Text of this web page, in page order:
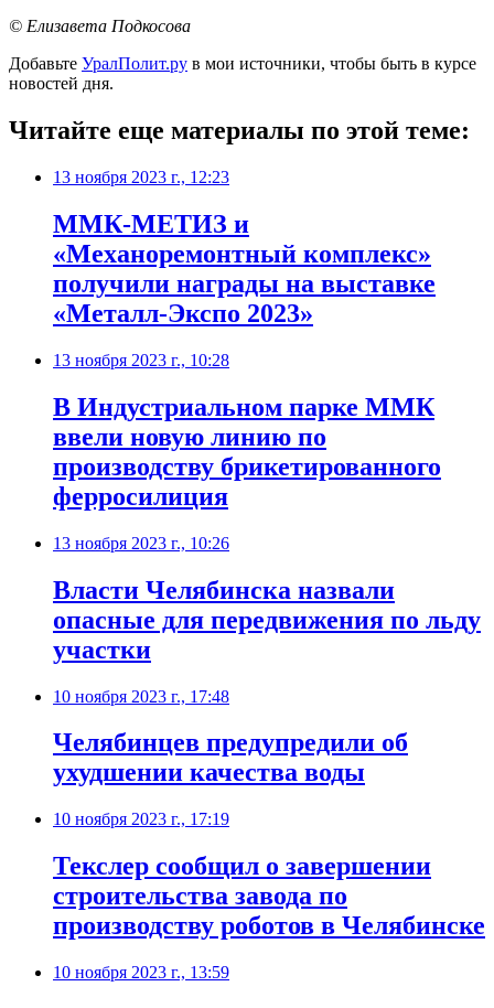
© Елизавета Подкосова
Добавьте УралПолит.ру в мои источники, чтобы быть в курсе
новостей дня.
Читайте еще материалы по этой теме:
13 ноября 2023 г., 12:23
ММК-МЕТИЗ и
«Механоремонтный комплекс»
получили награды на выставке
«Металл-Экспо 2023»
13 ноября 2023 г., 10:28
В Индустриальном парке ММК
ввели новую линию по
производству брикетированного
ферросилиция
13 ноября 2023 г., 10:26
Власти Челябинска назвали
опасные для передвижения по льду
участки
10 ноября 2023 г., 17:48
Челябинцев предупредили об
ухудшении качества воды
10 ноября 2023 г., 17:19
Текслер сообщил о завершении
строительства завода по
производству роботов в Челябинске
10 ноября 2023 г., 13:59